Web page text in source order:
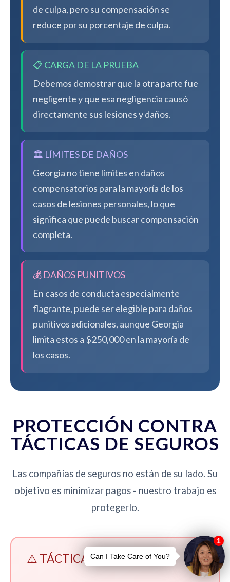
de culpa, pero su compensación se
reduce por su porcentaje de culpa.
📋 CARGA DE LA PRUEBA
Debemos demostrar que la otra parte fue
negligente y que esa negligencia causó
directamente sus lesiones y daños.
🏛️ LÍMITES DE DAÑOS
Georgia no tiene límites en daños
compensatorios para la mayoría de los
casos de lesiones personales, lo que
significa que puede buscar compensación
completa.
💰 DAÑOS PUNITIVOS
En casos de conducta especialmente
flagrante, puede ser elegible para daños
punitivos adicionales, aunque Georgia
limita estos a $250,000 en la mayoría de
los casos.
PROTECCIÓN CONTRA
TÁCTICAS DE SEGUROS
Las compañías de seguros no están de su lado. Su
objetivo es minimizar pagos - nuestro trabajo es
protegerlo.
⚠️ TÁCTICAS A EVITAR